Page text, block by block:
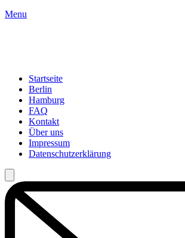
Menu
Startseite
Berlin
Hamburg
FAQ
Kontakt
Über uns
Impressum
Datenschutzerklärung